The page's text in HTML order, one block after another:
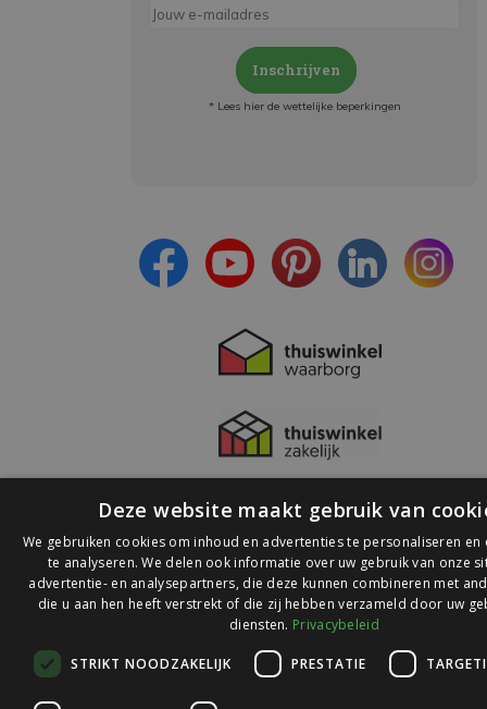
Inschrijven
* Lees hier de wettelijke beperkingen
© 2026 Ledlichtdiscounter.nl
op
Deze website maakt gebruik van
We gebruiken cookies om inhoud en advertenties te personaliseren en
te analyseren. We delen ook informatie over uw gebruik van onze
advertentie- en analysepartners, die deze kunnen combineren met
die u aan hen heeft verstrekt of die zij hebben verzameld door uw
diensten. Privacybeleid
STRIKT NOODZAKELIJK PRESTATIE